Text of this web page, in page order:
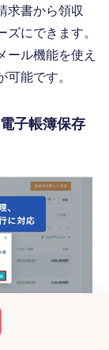
求書から領収
にできます。
ール機能を使え
能です。
子帳簿保存